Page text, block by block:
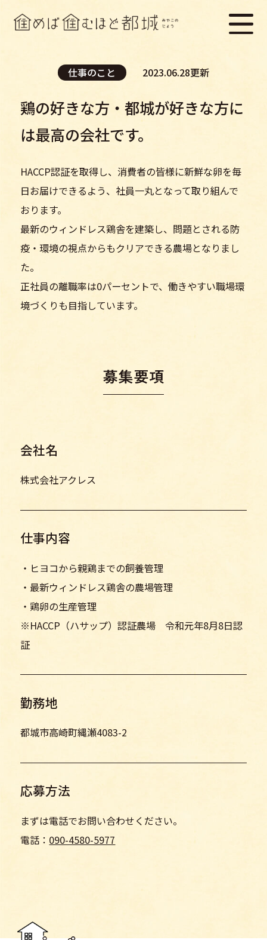
仕事のこと 2023.06.28更新
鶏の好きな方・都城が好きな方に
は最高の会社です。
HACCP認証を取得し、消費者の皆様に新鮮な卵を毎
日お届けできるよう、社員一丸となって取り組んで
おります。
最新のウィンドレス鶏舎を建築し、問題とされる防
疫・環境の視点からもクリアできる農場となりまし
た。
正社員の離職率は0パーセントで、働きやすい職場環
境づくりも目指しています。
会社名
株式会社アクレス
仕事内容
・ヒヨコから親鶏までの飼養管理
・最新ウィンドレス鶏舎の農場管理
・鶏卵の生産管理
※HACCP（ハサップ）認証農場 令和元年8月8日認
証
勤務地
都城市高崎町縄瀬4083-2
応募方法
まずは電話でお問い合わせください。
電話： 090-4580-5977